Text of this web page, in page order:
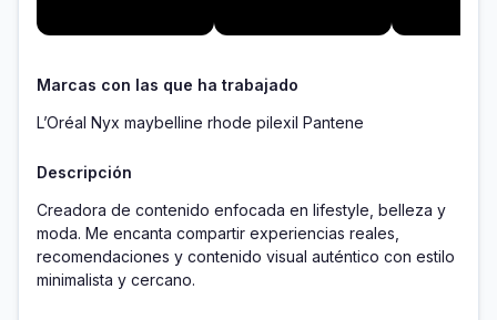
Marcas con las que ha trabajado
L’Oréal Nyx maybelline rhode pilexil Pantene
Descripción
Creadora de contenido enfocada en lifestyle, belleza y
moda. Me encanta compartir experiencias reales,
recomendaciones y contenido visual auténtico con estilo
minimalista y cercano.